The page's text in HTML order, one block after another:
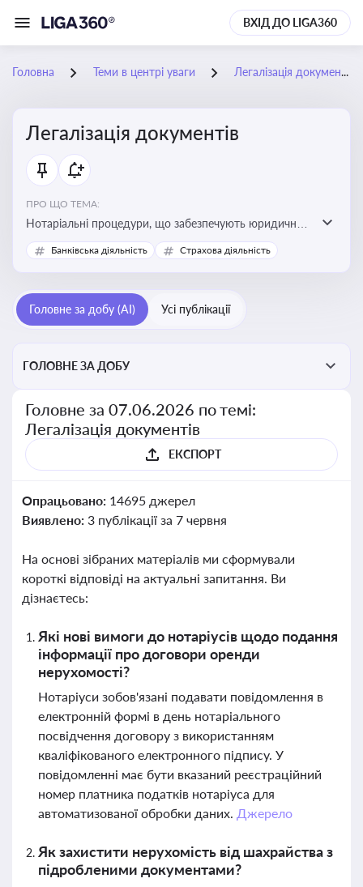
ВХІД ДО LIGA360
Головна Теми в центрі уваги Легалізація документів
Легалізація документів
ПРО ЩО ТЕМА:
Нотаріальні процедури, що забезпечують юридичну
чинність документів та їх використання в
правовідносинах, у тому числі за кордоном.
правильно оформлювати документи, уникати ризиків
недійсності та забезпечувати їх належне прийняття
Банківська діяльність Страхова діяльність
Головне за добу (AI) Усі публікації
ГОЛОВНЕ ЗА ДОБУ
Головне за 07.06.2026 по темі:
Легалізація документів
ЕКСПОРТ
Опрацьовано: 14695 джерел
Виявлено: 3 публікації за 7 червня
На основі зібраних матеріалів ми сформували
короткі відповіді на актуальні запитання. Ви
дізнаєтесь:
Які нові вимоги до нотаріусів щодо подання
інформації про договори оренди
нерухомості?
Нотаріуси зобов'язані подавати повідомлення в
електронній формі в день нотаріального
посвідчення договору з використанням
кваліфікованого електронного підпису. У
повідомленні має бути вказаний реєстраційний
номер платника податків нотаріуса для
автоматизованої обробки даних. Джерело
Як захистити нерухомість від шахрайства з
підробленими документами?